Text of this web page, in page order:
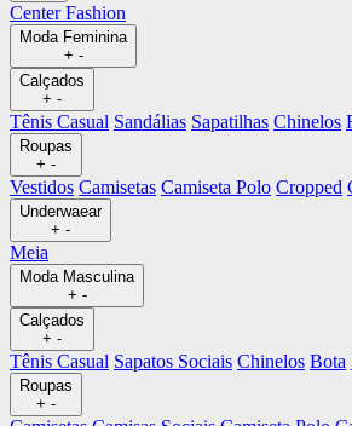
Center Fashion
Moda Feminina
+ -
Calçados
+ -
Tênis Casual Sandálias Sapatilhas Chinelos
Roupas
+ -
Vestidos Camisetas Camiseta Polo Cropped
Underwaear
+ -
Meia
Moda Masculina
+ -
Calçados
+ -
Tênis Casual Sapatos Sociais Chinelos Bota
Roupas
+ -